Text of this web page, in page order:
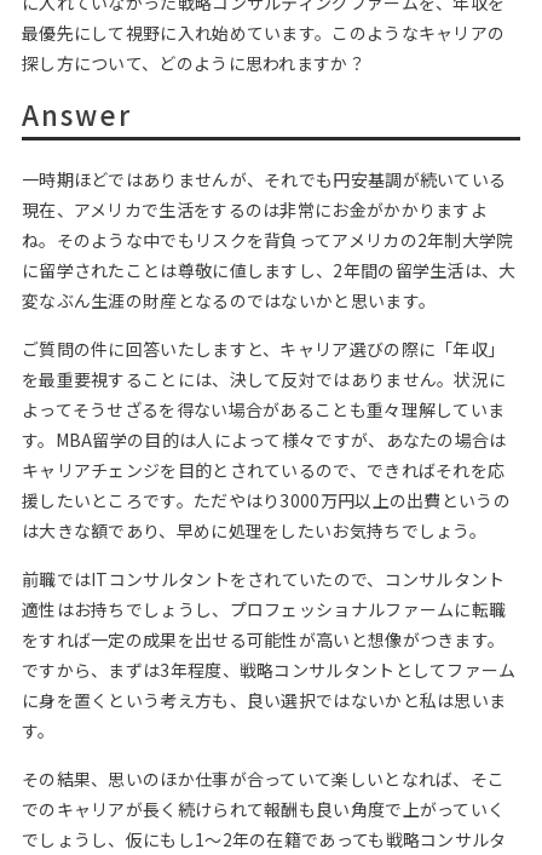
最優先にして視野に入れ始めています。このようなキャリアの
探し方について、どのように思われますか？
Answer
一時期ほどではありませんが、それでも円安基調が続いている
現在、アメリカで生活をするのは非常にお金がかかりますよ
ね。そのような中でもリスクを背負ってアメリカの2年制大学院
に留学されたことは尊敬に値しますし、2年間の留学生活は、大
変なぶん生涯の財産となるのではないかと思います。
ご質問の件に回答いたしますと、キャリア選びの際に「年収」
を最重要視することには、決して反対ではありません。状況に
よってそうせざるを得ない場合があることも重々理解していま
す。MBA留学の目的は人によって様々ですが、あなたの場合は
キャリアチェンジを目的とされているので、できればそれを応
援したいところです。ただやはり3000万円以上の出費というの
は大きな額であり、早めに処理をしたいお気持ちでしょう。
前職ではITコンサルタントをされていたので、コンサルタント
適性はお持ちでしょうし、プロフェッショナルファームに転職
をすれば一定の成果を出せる可能性が高いと想像がつきます。
ですから、まずは3年程度、戦略コンサルタントとしてファーム
に身を置くという考え方も、良い選択ではないかと私は思いま
す。
その結果、思いのほか仕事が合っていて楽しいとなれば、そこ
でのキャリアが長く続けられて報酬も良い角度で上がっていく
でしょうし、仮にもし1～2年の在籍であっても戦略コンサルタ